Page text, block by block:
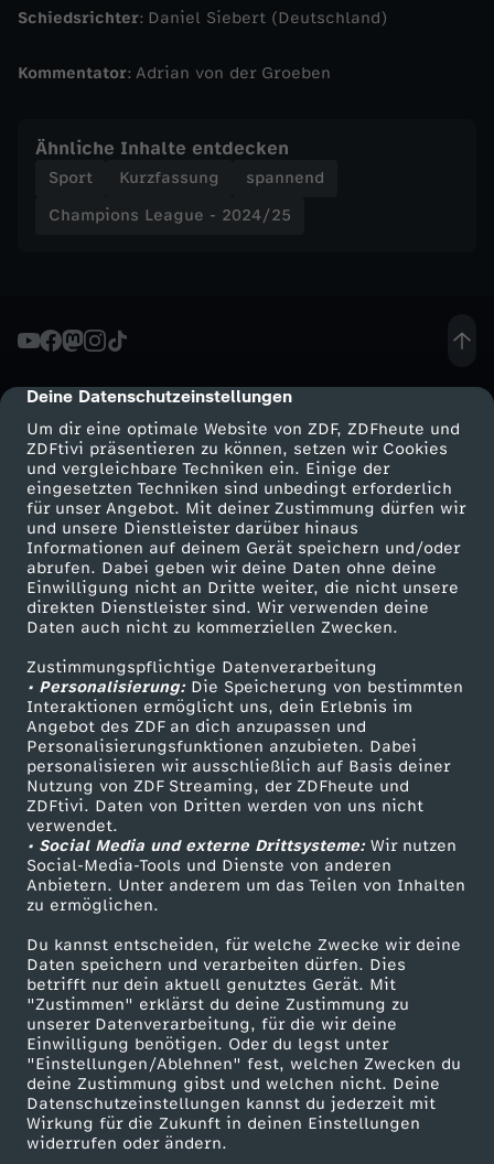
cmp-dialog-description
Deine Datenschutzeinstellungen
Um dir eine optimale Website von ZDF, ZDFheute und
ZDFtivi präsentieren zu können, setzen wir Cookies
und vergleichbare Techniken ein. Einige der
eingesetzten Techniken sind unbedingt erforderlich
für unser Angebot. Mit deiner Zustimmung dürfen wir
und unsere Dienstleister darüber hinaus
Informationen auf deinem Gerät speichern und/oder
abrufen. Dabei geben wir deine Daten ohne deine
Einwilligung nicht an Dritte weiter, die nicht unsere
direkten Dienstleister sind. Wir verwenden deine
Daten auch nicht zu kommerziellen Zwecken.
Zustimmungspflichtige Datenverarbeitung
• Personalisierung:Die Speicherung von bestimmten
Interaktionen ermöglicht uns, dein Erlebnis im
Angebot des ZDF an dich anzupassen und
Personalisierungsfunktionen anzubieten. Dabei
personalisieren wir ausschließlich auf Basis deiner
Nutzung von ZDF Streaming, der ZDFheute und
ZDFtivi. Daten von Dritten werden von uns nicht
verwendet.
• Social Media und externe Drittsysteme:Wir nutzen
Social-Media-Tools und Dienste von anderen
Anbietern. Unter anderem um das Teilen von Inhalten
zu ermöglichen.
Du kannst entscheiden, für welche Zwecke wir deine
Daten speichern und verarbeiten dürfen. Dies
betrifft nur dein aktuell genutztes Gerät. Mit
"Zustimmen" erklärst du deine Zustimmung zu
unserer Datenverarbeitung, für die wir deine
Einwilligung benötigen. Oder du legst unter
"Einstellungen/Ablehnen" fest, welchen Zwecken du
deine Zustimmung gibst und welchen nicht. Deine
Datenschutzeinstellungen kannst du jederzeit mit
Wirkung für die Zukunft in deinen Einstellungen
widerrufen oder ändern.
l
a
m
a
t
'
s
d
e
u
t
l
i
c
h
g
e
g
e
n
Schiedsrichter: Daniel Siebert (Deutschland)
Kommentator: Adrian von der Groeben
Ähnliche Inhalte entdecken
Sport Kurzfassung
spannend
Champions League - 2024/25
Mehr ZDF
ZDF-Apps
Smart TV
ZDFtext
Livestreams
Sendungen A-Z
TV-Programm
Service
ZDFmitreden
Kontakt zum ZDF
Tickets
Zuschauerservice
Hilfe
ZDF Unternehmen
Karriere
ZDF goes Schule
Werbefernsehen
Mainzelmännchen